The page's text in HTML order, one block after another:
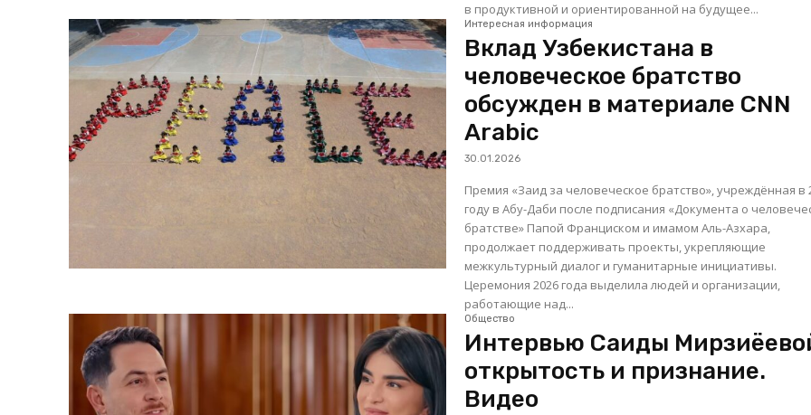
в продуктивной и ориентированной на будущее...
Интересная информация
Вклад Узбекистана в
человеческое братство
обсужден в материале CNN
Arabic
30.01.2026
Премия «Заид за человеческое братство», учреждённая в
году в Абу-Даби после подписания «Документа о
братстве» Папой Франциском и имамом Аль-Азхара,
продолжает поддерживать проекты, укрепляющие
межкультурный диалог и гуманитарные инициативы.
Церемония 2026 года выделила людей и организации,
работающие над...
Общество
Интервью Саиды
открытость и признание.
Видео